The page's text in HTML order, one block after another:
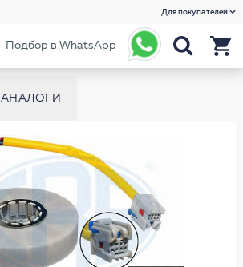
Для покупателей
Подбор в WhatsApp
АНАЛОГИ